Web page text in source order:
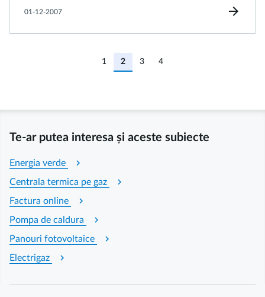
01-12-2007 arrow_forward
1 2 3 4
Te-ar putea interesa și aceste subiecte
Energia verde chevron_right
Centrala termica pe gaz chevron_right
Factura online chevron_right
Pompa de caldura chevron_right
Panouri fotovoltaice chevron_right
Electrigaz chevron_right